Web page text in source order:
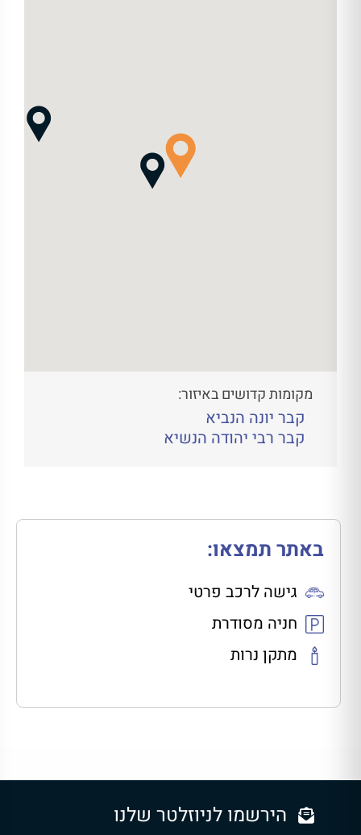
מקומות קדושים באיזור:
קבר יונה הנביא
קבר רבי יהודה הנשיא
באתר תמצאו:
גישה לרכב פרטי
חניה מסודרת
מתקן נרות
הירשמו לניוזלטר שלנו